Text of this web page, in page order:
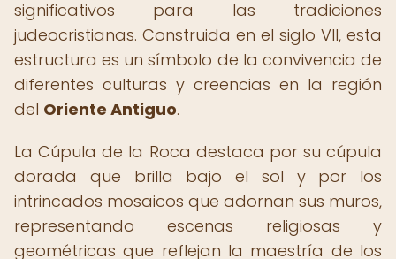
significativos para las tradiciones
judeocristianas. Construida en el siglo VII, esta
estructura es un símbolo de la convivencia de
diferentes culturas y creencias en la región
del Oriente Antiguo.
La Cúpula de la Roca destaca por su cúpula
dorada que brilla bajo el sol y por los
intrincados mosaicos que adornan sus muros,
representando escenas religiosas y
geométricas que reflejan la maestría de los